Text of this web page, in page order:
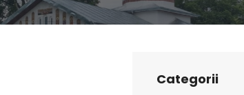
Categorii